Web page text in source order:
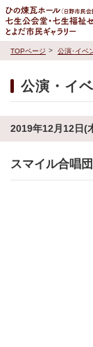
TOPページ 公演･イベ
公演・イ
2019年12月12日(
スマイル合唱